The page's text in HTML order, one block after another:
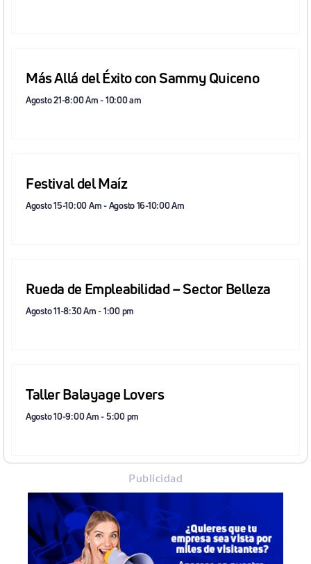
Más Allá del Éxito con Sammy Quiceno
Agosto 21-8:00 Am-10:00 am
Festival del Maíz
Agosto 15-10:00 Am-Agosto 16-10:00 Am
Rueda de Empleabilidad – Sector Belleza
Agosto 11-8:30 Am-1:00 pm
Taller Balayage Lovers
Agosto 10-9:00 Am-5:00 pm
Publicidad